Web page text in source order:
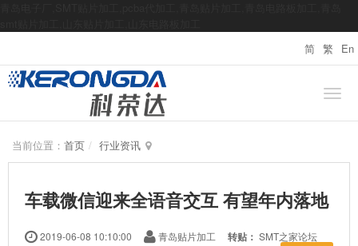
简 繁 En
当前位置： 首页 行业资讯
车载微信迎来全语音交互 有望年内落地
2019-06-08 10:10:00 青岛贴片加工 转贴： SMT之家论坛